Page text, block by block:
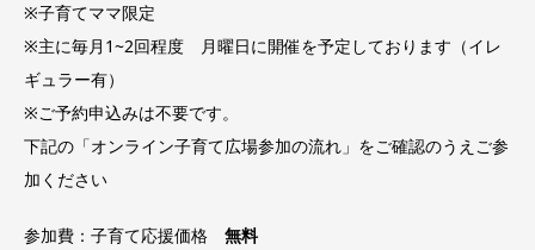
※子育てママ限定
※主に毎月1~2回程度 月曜日に開催を予定しております（イレ
ギュラー有）
※ご予約申込みは不要です。
下記の「オンライン子育て広場参加の流れ」をご確認のうえご参
加ください
参加費：子育て応援価格 無料